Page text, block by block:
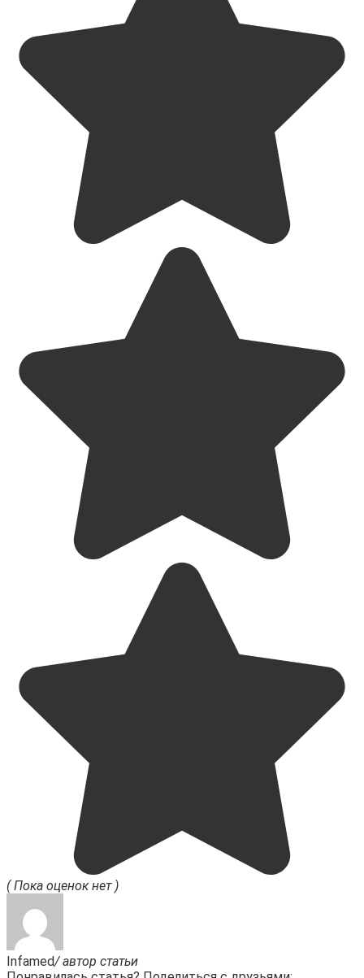
( Пока оценок нет )
Infamed/ автор статьи